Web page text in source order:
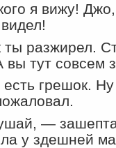
я вижу!
разжирел.
вы тут совсем
грешок. Ну
—
у здешней